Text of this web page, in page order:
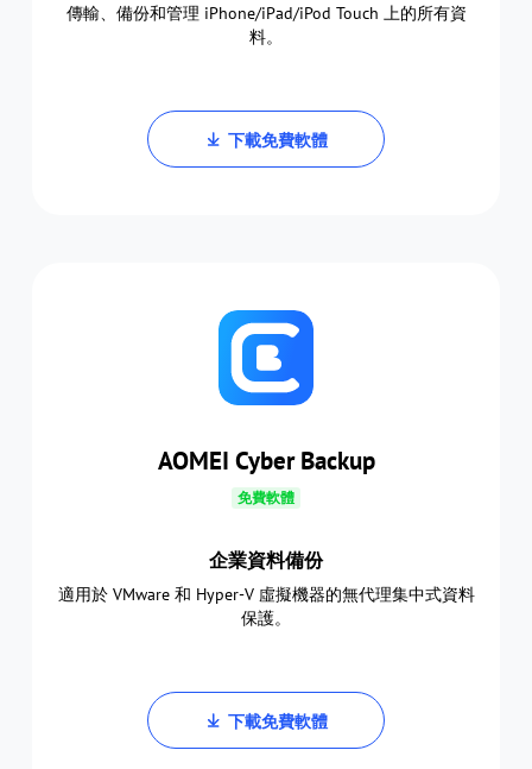
傳輸、備份和管理 iPhone/iPad/iPod Touch 上的所有資
料。
下載免費軟體
AOMEI Cyber Backup
免費軟體
企業資料備份
適用於 VMware 和 Hyper-V 虛擬機器的無代理集中式資料
保護。
下載免費軟體